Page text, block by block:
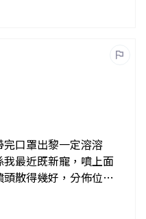
口罩出黎一定溶溶
最近既新寵，噴上面
散得幾好，分佈位置
曾曾，我平時會上完
果真係幾好，至少出